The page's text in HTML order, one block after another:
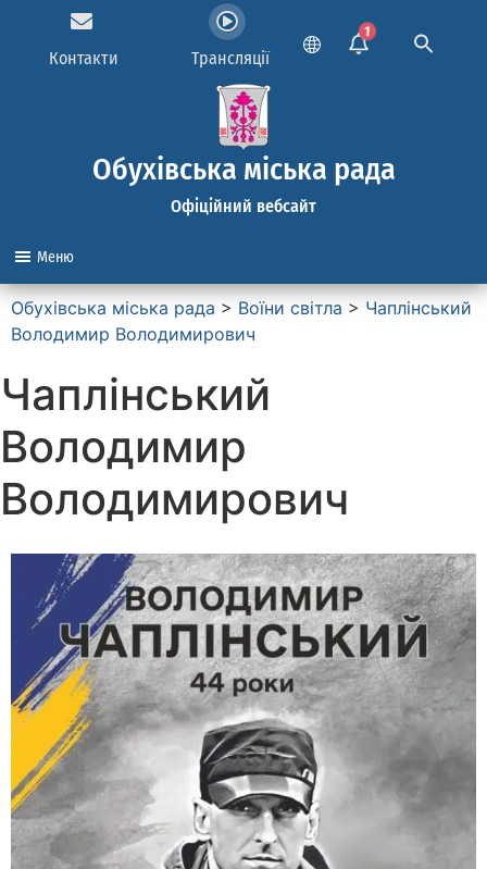
Контакти Трансляції
1
Обухівська міська рада
Офіційний вебсайт
Меню
Обухівська міська рада > Воїни світла > Чаплінський
Володимир Володимирович
Чаплінський
Володимир
Володимирович